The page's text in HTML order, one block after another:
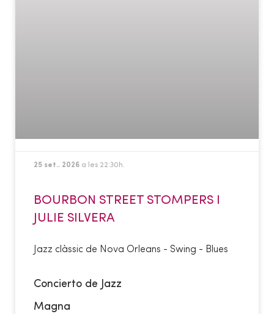
25 set.. 2026 a les 22:30h.
BOURBON STREET STOMPERS I
JULIE SILVERA
Jazz clàssic de Nova Orleans - Swing - Blues
Concierto de Jazz
Magna